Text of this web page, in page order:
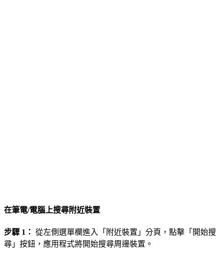
在筆電/電腦上搜尋附近裝置
步驟 1： 從左側選單欄進入「附近裝置」分頁，點擊「開始搜
尋」按鈕，應用程式將開始搜尋周邊裝置。